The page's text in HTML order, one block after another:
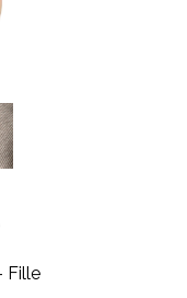
Fille